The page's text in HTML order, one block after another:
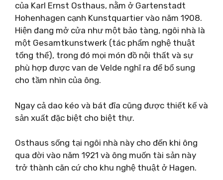
của Karl Ernst Osthaus, nằm ở Gartenstadt
Hohenhagen cạnh Kunstquartier vào năm 1908.
Hiện đang mở cửa như một bảo tàng, ngôi nhà là
một Gesamtkunstwerk (tác phẩm nghệ thuật
tổng thể), trong đó mọi món đồ nội thất và sự
phù hợp được van de Velde nghĩ ra để bổ sung
cho tầm nhìn của ông.
Ngay cả dao kéo và bát đĩa cũng được thiết kế và
sản xuất đặc biệt cho biệt thự.
Osthaus sống tại ngôi nhà này cho đến khi ông
qua đời vào năm 1921 và ông muốn tài sản này
trở thành căn cứ cho khu nghệ thuật ở Hagen.